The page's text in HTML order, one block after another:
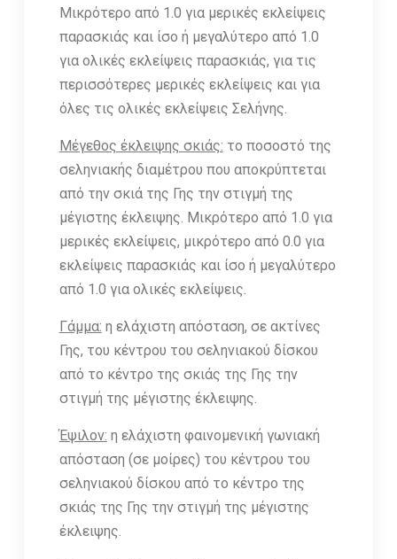
Μικρότερο από 1.0 για μερικές εκλείψεις
παρασκιάς και ίσο ή μεγαλύτερο από 1.0
για ολικές εκλείψεις παρασκιάς, για τις
περισσότερες μερικές εκλείψεις και για
όλες τις ολικές εκλείψεις Σελήνης.
Μέγεθος έκλειψης σκιάς: το ποσοστό της
σεληνιακής διαμέτρου που αποκρύπτεται
από την σκιά της Γης την στιγμή της
μέγιστης έκλειψης. Μικρότερο από 1.0 για
μερικές εκλείψεις, μικρότερο από 0.0 για
εκλείψεις παρασκιάς και ίσο ή μεγαλύτερο
από 1.0 για ολικές εκλείψεις.
Γάμμα: η ελάχιστη απόσταση, σε ακτίνες
Γης, του κέντρου του σεληνιακού δίσκου
από το κέντρο της σκιάς της Γης την
στιγμή της μέγιστης έκλειψης.
Έψιλον: η ελάχιστη φαινομενική γωνιακή
απόσταση (σε μοίρες) του κέντρου του
σεληνιακού δίσκου από το κέντρο της
σκιάς της Γης την στιγμή της μέγιστης
έκλειψης.